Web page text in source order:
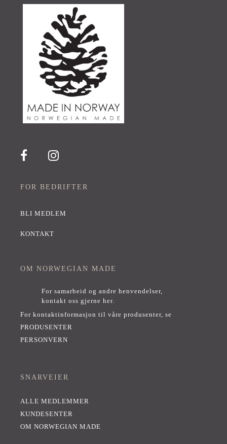
FOR BEDRIFTER
BLI MEDLEM
KONTAKT
OM NORWEGIAN MADE
For samarbeid og andre henvendelser,
kontakt oss gjerne her.
For kontaktinformasjon til våre produsenter, se
PRODUSENTER
PERSONVERN
SNARVEIER
ALLE MEDLEMMER
KUNDESENTER
OM NORWEGIAN MADE